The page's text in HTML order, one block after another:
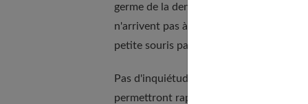
germe de la dent définitive s'étant
n'arrivent pas à l'ôter, le dentiste
petite souris passe plus tôt que prévu...
Pas d'inquiétude pour cette dent
permettront rapidement de reprendre